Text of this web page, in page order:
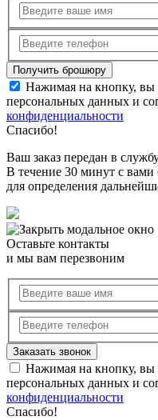
Нажимая на кнопку, вы
персональных данных и
конфиденциальности
Спасибо!
Ваш заказ передан в
В течение 30 минут с вами
для определения
Оставьте контакты
и мы вам перезвоним
Нажимая на кнопку, вы
персональных данных и
конфиденциальности
Спасибо!